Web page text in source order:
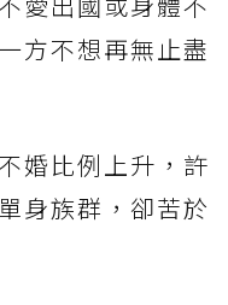
方不想再無止盡
婚比例上升，許
身族群，卻苦於